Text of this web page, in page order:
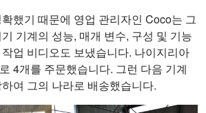
했기 때문에 영업 관리자인 Coco는 그
기계의 성능, 매개 변수, 구성 및 기능
업 비디오도 보냈습니다. 나이지리아
4개를 주문했습니다. 그런 다음 기계
여 그의 나라로 배송했습니다.